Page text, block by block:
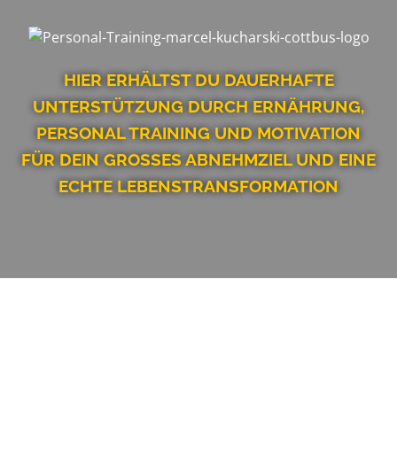
HIER ERHÄLTST DU DAUERHAFTE
UNTERSTÜTZUNG DURCH ERNÄHRUNG,
PERSONAL TRAINING UND MOTIVATION
FÜR DEIN GROSSES ABNEHMZIEL UND EINE
ECHTE LEBENSTRANSFORMATION